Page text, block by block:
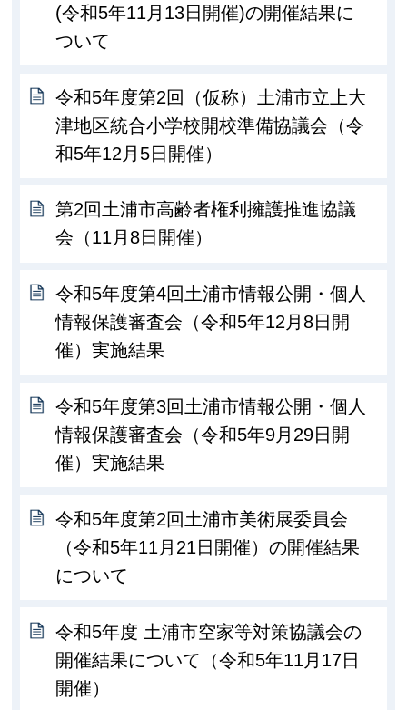
(令和5年11月13日開催)の開催結果に
ついて
令和5年度第2回（仮称）土浦市立上大
津地区統合小学校開校準備協議会（令
和5年12月5日開催）
第2回土浦市高齢者権利擁護推進協議
会（11月8日開催）
令和5年度第4回土浦市情報公開・個人
情報保護審査会（令和5年12月8日開
催）実施結果
令和5年度第3回土浦市情報公開・個人
情報保護審査会（令和5年9月29日開
催）実施結果
令和5年度第2回土浦市美術展委員会
（令和5年11月21日開催）の開催結果
について
令和5年度 土浦市空家等対策協議会の
開催結果について（令和5年11月17日
開催）